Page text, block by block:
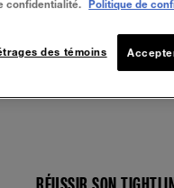
le traceur à la base des cils
l'iris. Cette technique met
de vos cils pour un effet
paraît compliqué? Pas
confidentialité.
Politique de
des témoins